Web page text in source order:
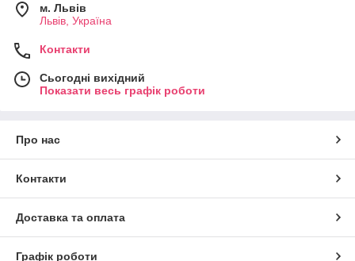
м. Львів
Львів, Україна
Контакти
Сьогодні вихідний
Показати весь графік роботи
Про нас
Контакти
Доставка та оплата
Графік роботи